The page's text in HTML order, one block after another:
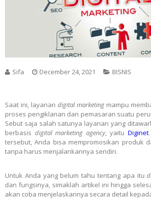
Sifa December 24, 2021 BISNIS
Saat ini, layanan digital marketing mampu
proses pengiklanan dan pemasaran suatu
Sebut saja salah satunya layanan yang
berbasis digital marketing agency, yaitu Diginet
tersebut, Anda bisa mempromosikan produk
tanpa harus menjalankannya sendiri.
Untuk Anda yang belum tahu tentang apa itu
dan fungsinya, simaklah artikel ini hingga
akan coba menjelaskannya secara detail